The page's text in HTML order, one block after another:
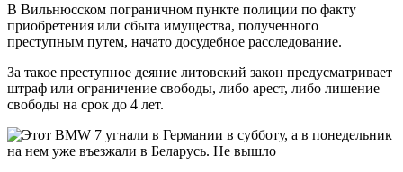
В Вильнюсском пограничном пункте полиции по факту
приобретения или сбыта имущества, полученного
преступным путем, начато досудебное расследование.
За такое преступное деяние литовский закон предусматривает
штраф или ограничение свободы, либо арест, либо лишение
свободы на срок до 4 лет.